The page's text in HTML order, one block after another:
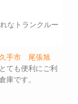
なトランクルー
手市
尾張旭
ても便利にご利
庫です。